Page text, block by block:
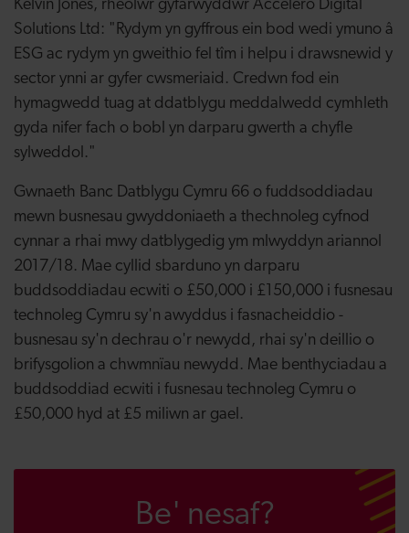
Kelvin Jones, rheolwr gyfarwyddwr Accelero Digital
Solutions Ltd: "Rydym yn gyffrous ein bod wedi ymuno â
ESG ac rydym yn gweithio fel tîm i helpu i drawsnewid y
sector ynni ar gyfer cwsmeriaid. Credwn fod ein
hymagwedd tuag at ddatblygu meddalwedd cymhleth
gyda nifer fach o bobl yn darparu gwerth a chyfle
sylweddol."
Gwnaeth Banc Datblygu Cymru 66 o fuddsoddiadau
mewn busnesau gwyddoniaeth a thechnoleg cyfnod
cynnar a rhai mwy datblygedig ym mlwyddyn ariannol
2017/18. Mae cyllid sbarduno yn darparu
buddsoddiadau ecwiti o £50,000 i £150,000 i fusnesau
technoleg Cymru sy'n awyddus i fasnacheiddio -
busnesau sy'n dechrau o'r newydd, rhai sy'n deillio o
brifysgolion a chwmnïau newydd. Mae benthyciadau a
buddsoddiad ecwiti i fusnesau technoleg Cymru o
£50,000 hyd at £5 miliwn ar gael.
Be' nesaf?